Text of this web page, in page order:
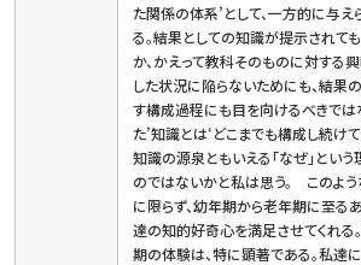
た関係の体系’として、一方的に与
る。結果としての知識が提示されて
か、かえって教科そのものに対する興
した状況に陥らないためにも、結果
す構成過程にも目を向けるべきでは
た’知識とは‘どこまでも構成し続け
知識の源泉ともいえる「なぜ」とい
のではないかと私は思う。 このよ
に限らず、幼年期から老年期に至る
達の知的好奇心を満足させてくれる
期の体験は、特に顕著である。私達